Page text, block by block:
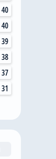
40
40
39
38
37
31